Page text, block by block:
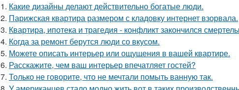
1. Какие дизайны делают действительно богатые люди.
2. Парижская квартира размером с кладовку интернет взорвала.
3. Квартира, ипотека и трагедия - конфликт закончился
4. Когда за ремонт берутся люди со вкусом.
5. Можете описать интерьер или ощущения в вашей квартире.
6. Расскажите, чем ваш интерьер впечатляет гостей?
7. Только не говорите, что не мечтали помыть ванную так.